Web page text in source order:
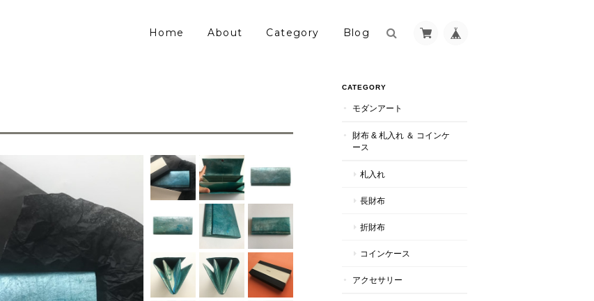
Home About Category Blog
CATEGORY
モダンアート
財布 & 札入れ ＆ コインケ
ース
札入れ
長財布
折財布
コインケース
アクセサリー